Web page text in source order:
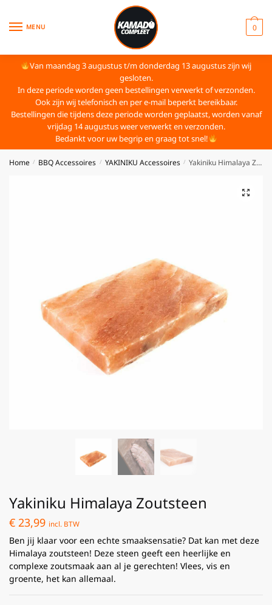
MENU 0
Van maandag 3 augustus t/m donderdag 13 augustus zijn wij
gesloten.
In deze periode worden geen bestellingen verwerkt of verzonden.
Ook zijn wij telefonisch en per e-mail beperkt bereikbaar.
Bestellingen die tijdens deze periode worden geplaatst, worden vanaf
vrijdag 14 augustus weer verwerkt en verzonden.
Bedankt voor uw begrip en graag tot snel!
Home / BBQ Accessoires / YAKINIKU Accessoires / Yakiniku Himalaya Zoutsteen
Yakiniku Himalaya Zoutsteen
€ 23,99 incl. BTW
Ben jij klaar voor een echte smaaksensatie? Dat kan met deze
Himalaya zoutsteen! Deze steen geeft een heerlijke en
complexe zoutsmaak aan al je gerechten! Vlees, vis en
groente, het kan allemaal.